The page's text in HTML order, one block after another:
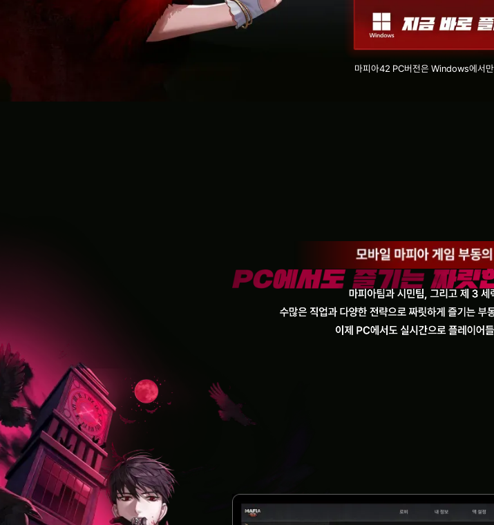
마피아42 PC버전은 Windows에서